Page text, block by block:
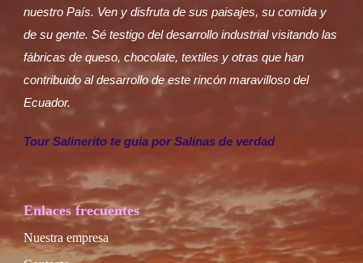
nuestro País. Ven y disfruta de sus paisajes, su comida y
de su gente. Sé testigo del desarrollo industrial visitando las
fábricas de queso, chocolate, textiles y otras que han
contribuido al desarrollo de este rincón maravilloso del
Ecuador.
Tour Salinerito te guia por Salinas de verdad
Enlaces frecuentes
Nuestra empresa